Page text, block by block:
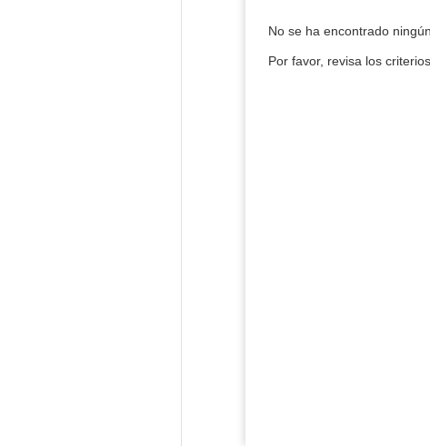
No se ha encontrado
Por favor, revisa los